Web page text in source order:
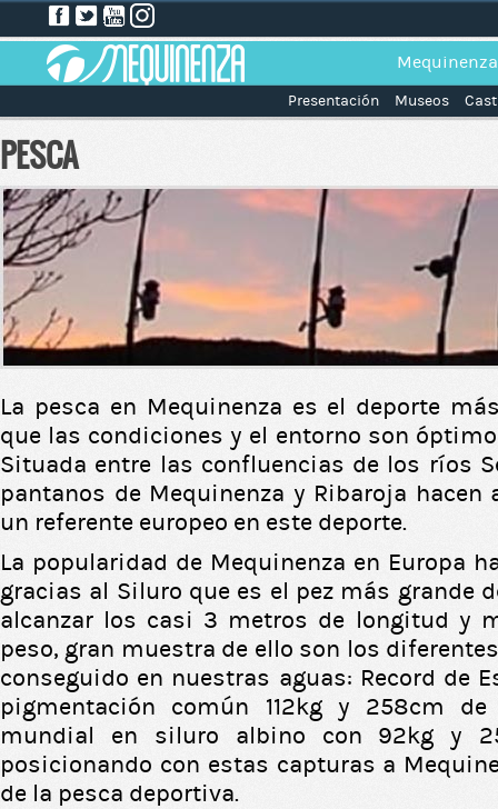
Mequinenza
Presentación Museos
PESCA
La pesca en Mequinenza es el deporte
que las condiciones y el entorno son
Situada entre las confluencias de los ríos
pantanos de Mequinenza y Ribaroja hacen
un referente europeo en este deporte.
La popularidad de Mequinenza en Europa
gracias al Siluro que es el pez más grande
alcanzar los casi 3 metros de longitud y
peso, gran muestra de ello son los
conseguido en nuestras aguas: Record de
pigmentación común 112kg y 258cm
mundial en siluro albino con 92kg y
posicionando con estas capturas a
de la pesca deportiva.